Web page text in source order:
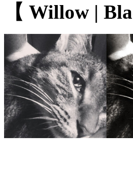
【 Willow |